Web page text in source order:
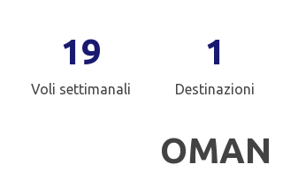
19
Voli settimanali
1
Destinazioni
OMAN